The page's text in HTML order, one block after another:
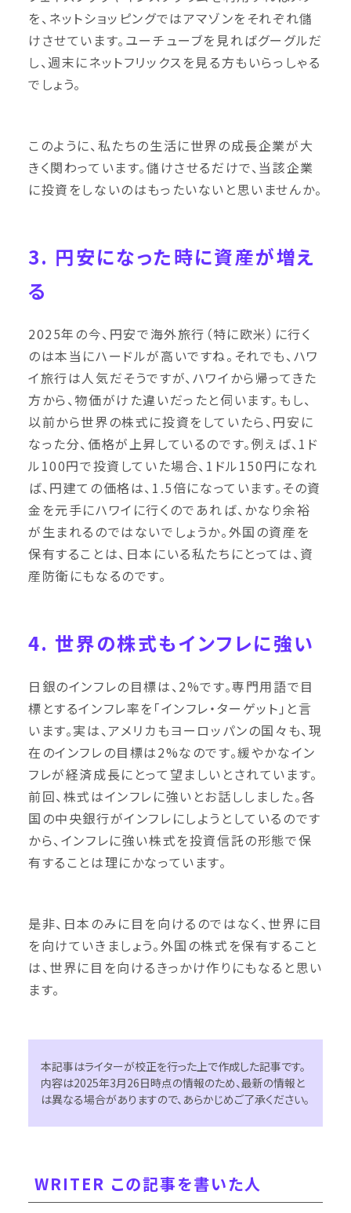
を、ネットショッピングではアマゾンをそれぞれ儲
けさせています。ユーチューブを見ればグーグルだ
し、週末にネットフリックスを見る方もいらっしゃる
でしょう。
このように、私たちの生活に世界の成長企業が大
きく関わっています。儲けさせるだけで、当該企業
に投資をしないのはもったいないと思いませんか。
3. 円安になった時に資産が増え
る
2025年の今、円安で海外旅行（特に欧米）に行く
のは本当にハードルが高いですね。それでも、ハワ
イ旅行は人気だそうですが、ハワイから帰ってきた
方から、物価がけた違いだったと伺います。もし、
以前から世界の株式に投資をしていたら、円安に
なった分、価格が上昇しているのです。例えば、1ド
ル100円で投資していた場合、1ドル150円になれ
ば、円建ての価格は、1.5倍になっています。その資
金を元手にハワイに行くのであれば、かなり余裕
が生まれるのではないでしょうか。外国の資産を
保有することは、日本にいる私たちにとっては、資
産防衛にもなるのです。
4. 世界の株式もインフレに強い
日銀のインフレの目標は、2%です。専門用語で目
標とするインフレ率を「インフレ・ターゲット」と言
います。実は、アメリカもヨーロッパンの国々も、現
在のインフレの目標は2%なのです。緩やかなイン
フレが経済成長にとって望ましいとされています。
前回、株式はインフレに強いとお話ししました。各
国の中央銀行がインフレにしようとしているのです
から、インフレに強い株式を投資信託の形態で保
有することは理にかなっています。
是非、日本のみに目を向けるのではなく、世界に目
を向けていきましょう。外国の株式を保有すること
は、世界に目を向けるきっかけ作りにもなると思い
ます。
本記事はライターが校正を行った上で作成した記事です。
内容は2025年3月26日時点の情報のため、最新の情報と
は異なる場合がありますので、あらかじめご了承ください。
WRITER この記事を書いた人